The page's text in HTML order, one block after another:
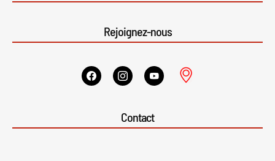
Rejoignez-nous
Contact